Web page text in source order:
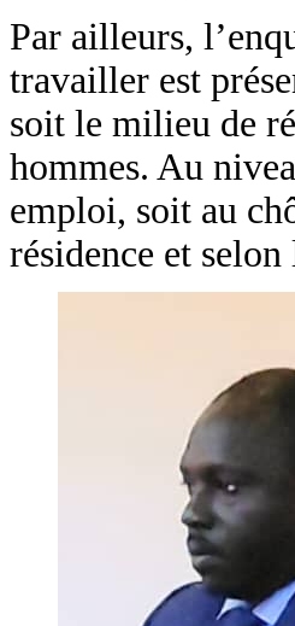
Par ailleurs,
travailler est
soit le milieu de
hommes. Au
emploi, soit au
résidence et selon